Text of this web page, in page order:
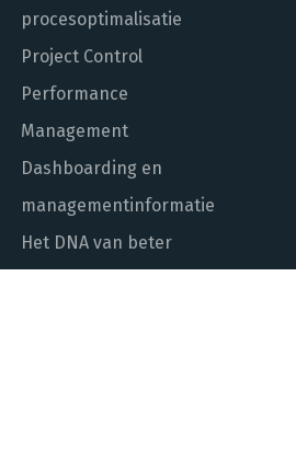
procesoptimalisatie
Project Control
Performance
Management
Dashboarding en
managementinformatie
Het DNA van beter